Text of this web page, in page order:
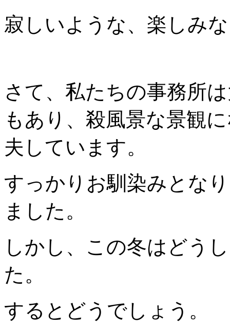
寂しいような、楽しみ
さて、私たちの事務所
もあり、殺風景な景観
夫しています。
すっかりお馴染みとな
ました。
しかし、この冬はどう
た。
するとどうでしょう。